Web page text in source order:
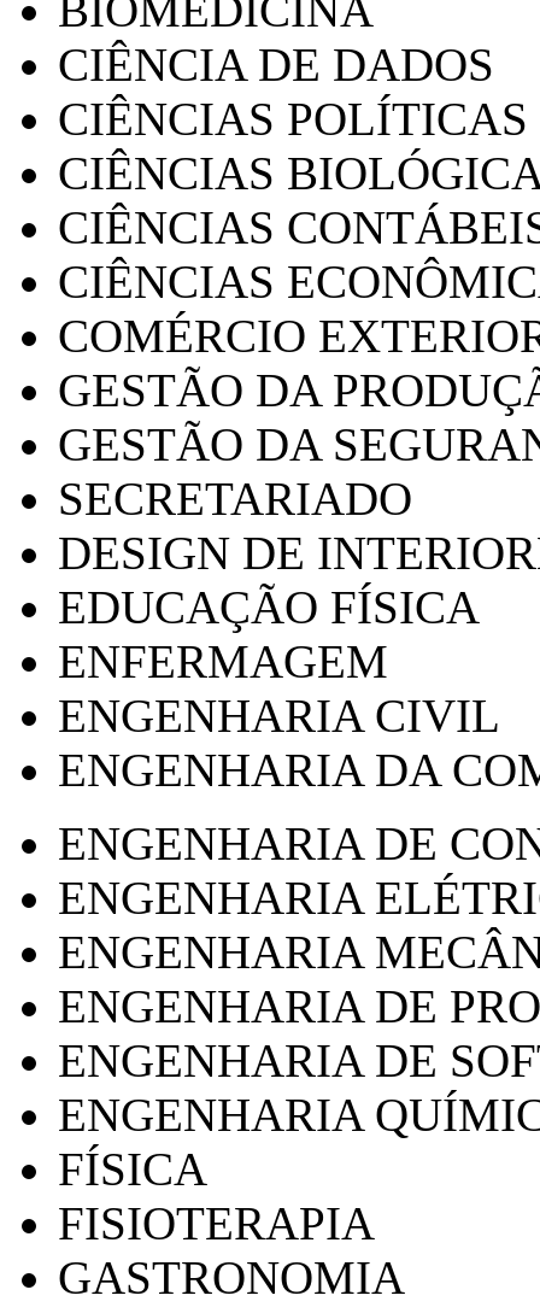
CIÊNCIA DE DADOS
CIÊNCIAS POLÍTICAS
CIÊNCIAS
CIÊNCIAS
CIÊNCIAS
COMÉRCIO
GESTÃO DA
GESTÃO DA
SECRETARIADO
DESIGN DE
EDUCAÇÃO FÍSICA
ENFERMAGEM
ENGENHARIA CIVIL
ENGENHARIA DA
ENGENHARIA DE
ENGENHARIA
ENGENHARIA
ENGENHARIA DE
ENGENHARIA DE
ENGENHARIA
FÍSICA
FISIOTERAPIA
GASTRONOMIA